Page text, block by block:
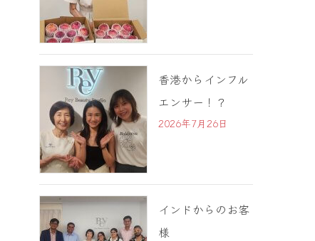
香港からインフル
エンサー！？
2026年7月26日
インドからのお客
様